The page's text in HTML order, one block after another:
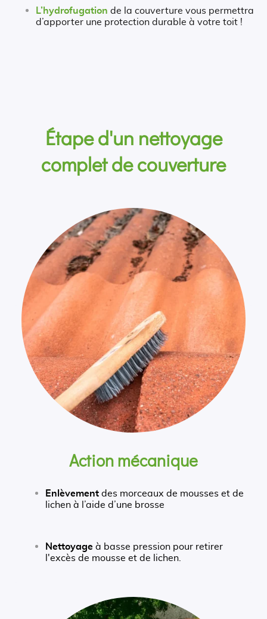
L’hydrofugation de la couverture vous permettra
d’apporter une protection durable à votre toit !
Étape d'un nettoyage
complet de couverture
Action mécanique
Enlèvement des morceaux de mousses et de
lichen à l’aide d’une brosse
Nettoyage à basse pression pour retirer
l'excès de mousse et de lichen.